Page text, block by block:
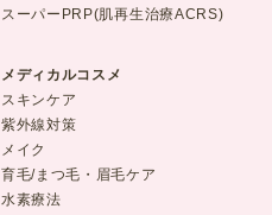
スーパーPRP(肌再生治療ACRS)
メディカルコスメ
スキンケア
紫外線対策
メイク
育毛/まつ毛・眉毛ケア
水素療法